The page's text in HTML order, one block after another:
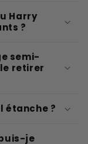
Harry
?
semi-
retirer
étanche ?
je